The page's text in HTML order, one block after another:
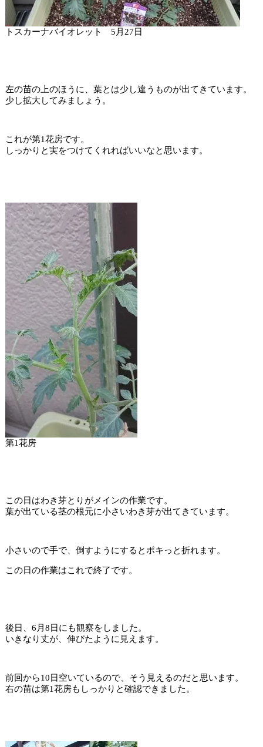
トスカーナバイオレット 5月27日
左の苗の上のほうに、葉とは少し違うものが出てきています。
少し拡大してみましょう。
これが第1花房です。
しっかりと実をつけてくれればいいなと思います。
第1花房
この日はわき芽とりがメインの作業です。
葉が出ている茎の根元に小さいわき芽が出てきています。
小さいので手で、倒すようにするとポキっと折れます。
この日の作業はこれで終了です。
後日、6月8日にも観察をしました。
いきなり丈が、伸びたように見えます。
前回から10日空いているので、そう見えるのだと思います。
右の苗は第1花房もしっかりと確認できました。